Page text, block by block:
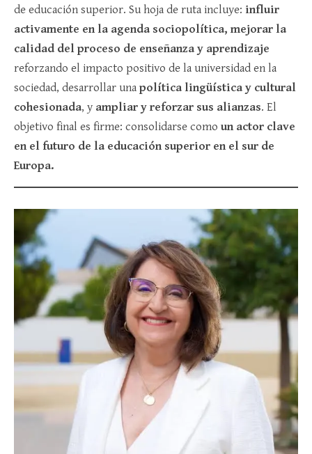
de educación superior. Su hoja de ruta incluye: influir
activamente en la agenda sociopolítica, mejorar la
calidad del proceso de enseñanza y aprendizaje
reforzando el impacto positivo de la universidad en la
sociedad, desarrollar una política lingüística y cultural
cohesionada, y ampliar y reforzar sus alianzas. El
objetivo final es firme: consolidarse como un actor clave
en el futuro de la educación superior en el sur de
Europa.